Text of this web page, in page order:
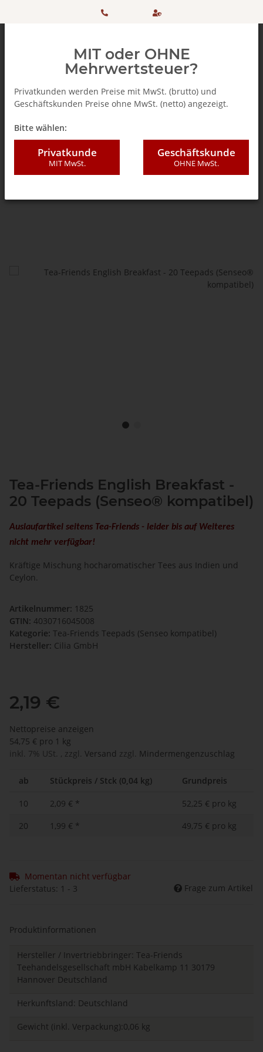
+ 49
506 98
einkaufen
SSL
Tea-Friends English Breakfast -
20 Teepads (Senseo® kompatibel)
Auslaufartikel seitens Tea-Friends - leider bis auf Weiteres
nicht mehr verfügbar!
Kräftige Mischung hocharomatischer Tees aus Indien und
Ceylon.
Artikelnummer: 1825
GTIN: 4030716045008
Kategorie: Tea-Friends Teepads (Senseo kompatibel)
Hersteller: Cilia GmbH
2,19 €
Nettopreise anzeigen
54,75 € pro 1 kg
inkl. 7% USt. , zzgl. Versand zzgl. Mindermengenzuschlag
ab Stückpreis / Stck (0,04 kg) Grundpreis
10 2,09 € *
52,25 € pro kg
20
1,99 € * 49,75 € pro kg
Momentan nicht verfügbar
Lieferstatus: 1 - 3
Frage zum Artikel
Produktinformationen
Hersteller / Invertriebbringer: Tea-Friends
Teehandelsgesellschaft mbH Kabelkamp 11 30179
Hannover Deutschland
Herkunftsland: Deutschland
Gewicht (inkl. Verpackung):0,06 kg
MIT oder OHNE
Mehrwertsteuer?
Privatkunden werden Preise mit MwSt. (brutto) und
Geschäftskunden Preise ohne MwSt. (netto) angezeigt.
Bitte wählen:
Privatkunde
MIT MwSt.
Geschäftskunde
OHNE MwSt.